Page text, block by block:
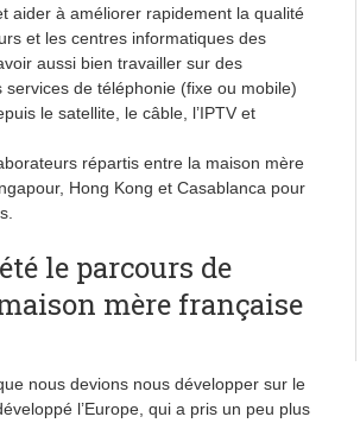
aider à améliorer rapidement la qualité
et les centres informatiques des
aussi bien travailler sur des
de téléphonie (fixe ou mobile)
le satellite, le câble, l’IPTV et
répartis entre la maison mère
Hong Kong et Casablanca pour
le parcours de
mère française
nous devions nous développer sur le
l’Europe, qui a pris un peu plus